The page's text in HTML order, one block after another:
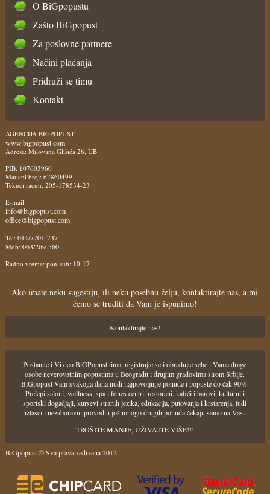
O BiGpopustu
Zašto BiGpopust
Za poslovne partnere
Načini plaćanja
Pridruži se timu
Kontakt
AGENCIJA BIGPOPUST
www.bigpopust.com
Adresa: Milovana Glišića 26, UB
PIB: 107603960
Maticni broj: 62860499
Tekuci racun: 205-178534-23
E-mail:
info@bigpopust.com
office@bigpopust.com
Tel: 011/7701-737
Mob: 063/269-560
Radno vreme: pon-sub: 10-17
Ako imate neku sugestiju, ili neku posebnu želju, kontaktirajte nas, a mi
ćemo se truditi da Vam je ispunimo!
Kontaktirajte nas!
Postanite i Vi deo BiGPopust tima, registrujte se i obradujte sebe i Vama drage
osobe neverovatnim popustima u Beogradu i drugim gradovima širom Srbije.
BiGpopust Vam svakoga dana nudi najpovoljnije ponude i popuste do čak 90%.
Prelepi saloni, wellness, spa i fitnes centri, restorani, kafići i barovi, kulturni i
sportski dogadjaji, kursevi stranih jezika, edukacija, putovanja i krstarenja, ludi
izlasci i nezaboravni provodi i još mnogo drugih ponuda čekaju samo na Vas.
TROŠITE MANJE, UŽIVAJTE VIŠE!!!
BiGpopust © Sva prava zadržana 2012